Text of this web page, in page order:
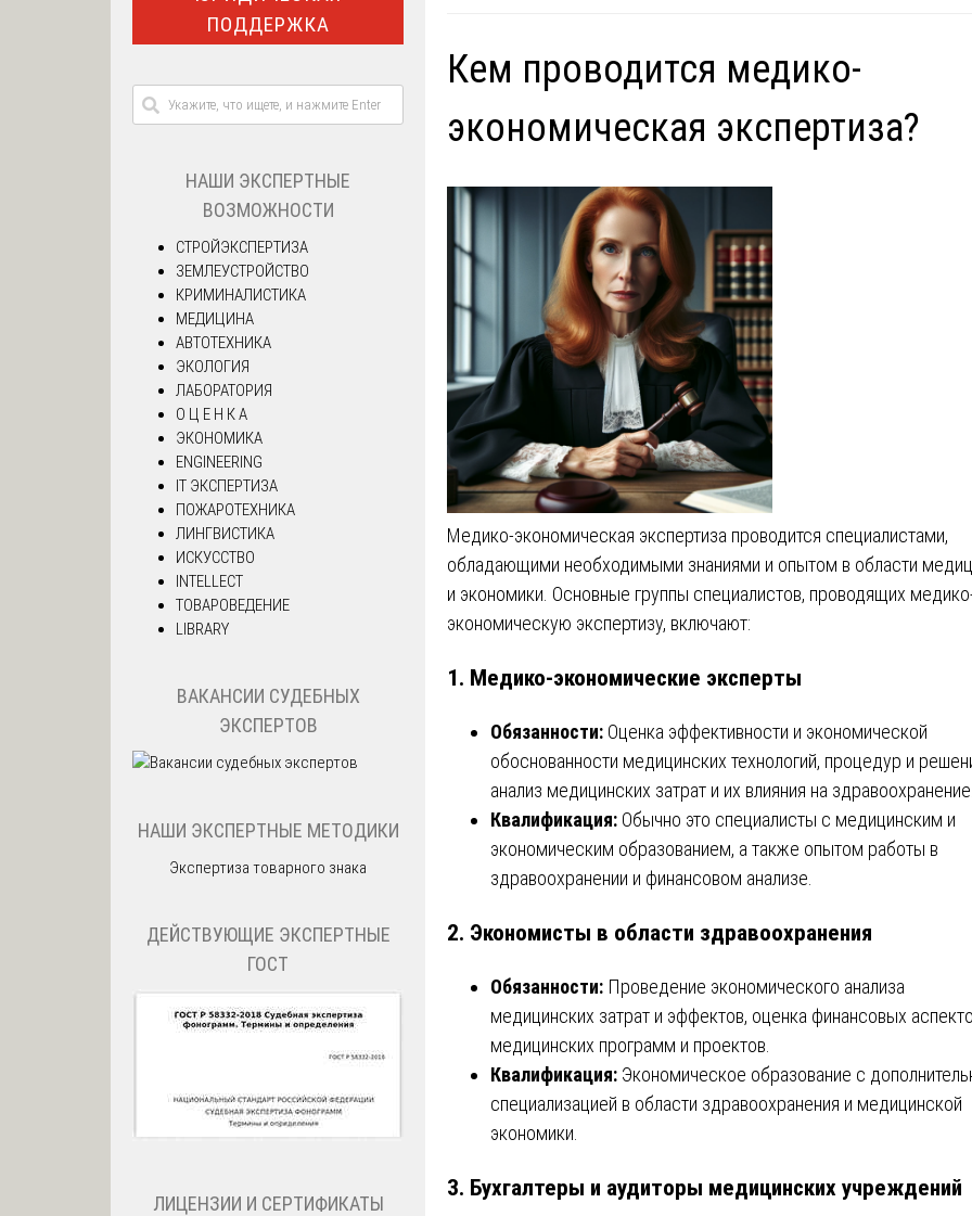
Кем проводится медико-
экономическая экспертиза?
Медико-экономическая экспертиза проводится специалистами,
обладающими необходимыми знаниями и опытом в области
и экономики. Основные группы специалистов, проводящих
экономическую экспертизу, включают:
1. Медико-экономические эксперты
Обязанности: Оценка эффективности и экономической
обоснованности медицинских технологий, процедур и
анализ медицинских затрат и их влияния на здравоохранение.
Квалификация: Обычно это специалисты с медицинским и
экономическим образованием, а также опытом работы в
здравоохранении и финансовом анализе.
2. Экономисты в области здравоохранения
Обязанности: Проведение экономического анализа
медицинских затрат и эффектов, оценка финансовых
медицинских программ и проектов.
Квалификация: Экономическое образование с
специализацией в области здравоохранения и медицинской
экономики.
3. Бухгалтеры и аудиторы медицинских учреждений
ПОДДЕРЖКА
НАШИ ЭКСПЕРТНЫЕ
ВОЗМОЖНОСТИ
СТРОЙЭКСПЕРТИЗА
ЗЕМЛЕУСТРОЙСТВО
КРИМИНАЛИСТИКА
МЕДИЦИНА
АВТОТЕХНИКА
ЭКОЛОГИЯ
ЛАБОРАТОРИЯ
О Ц Е Н К А
ЭКОНОМИКА
ENGINEERING
IT ЭКСПЕРТИЗА
ПОЖАРОТЕХНИКА
ЛИНГВИСТИКА
ИСКУССТВО
INTELLECT
ТОВАРОВЕДЕНИЕ
LIBRARY
ВАКАНСИИ СУДЕБНЫХ
ЭКСПЕРТОВ
НАШИ ЭКСПЕРТНЫЕ МЕТОДИКИ
Экспертиза товарного знака
ДЕЙСТВУЮЩИЕ ЭКСПЕРТНЫЕ
ГОСТ
ЛИЦЕНЗИИ И СЕРТИФИКАТЫ